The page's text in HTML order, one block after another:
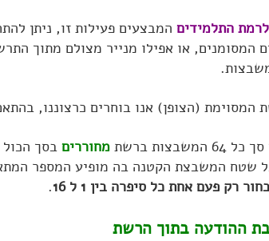
התלמידים המבצעים פעילות זו, ניתן
המסומנים, או אפילו מנייר מצולם מתוך
המסוימת (הצופן) אנו בוחרים כרצוננו,
המשבצות ברשת מחוררים בסך הכול 16 משבצות.
שטח המשבצת הקטנה בה מופיע המספר
רק פעם אחת כל סיפרה בין 1 ל 16
.